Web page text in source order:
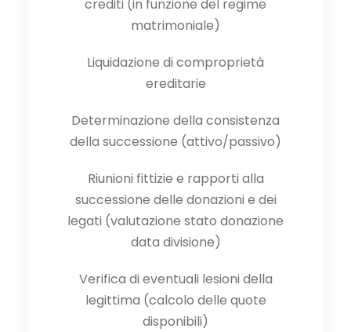
crediti (in funzione del regime
matrimoniale)
Liquidazione di comproprietà
ereditarie
Determinazione della consistenza
della successione (attivo/passivo)
Riunioni fittizie e rapporti alla
successione delle donazioni e dei
legati (valutazione stato donazione
data divisione)
Verifica di eventuali lesioni della
legittima (calcolo delle quote
disponibili)